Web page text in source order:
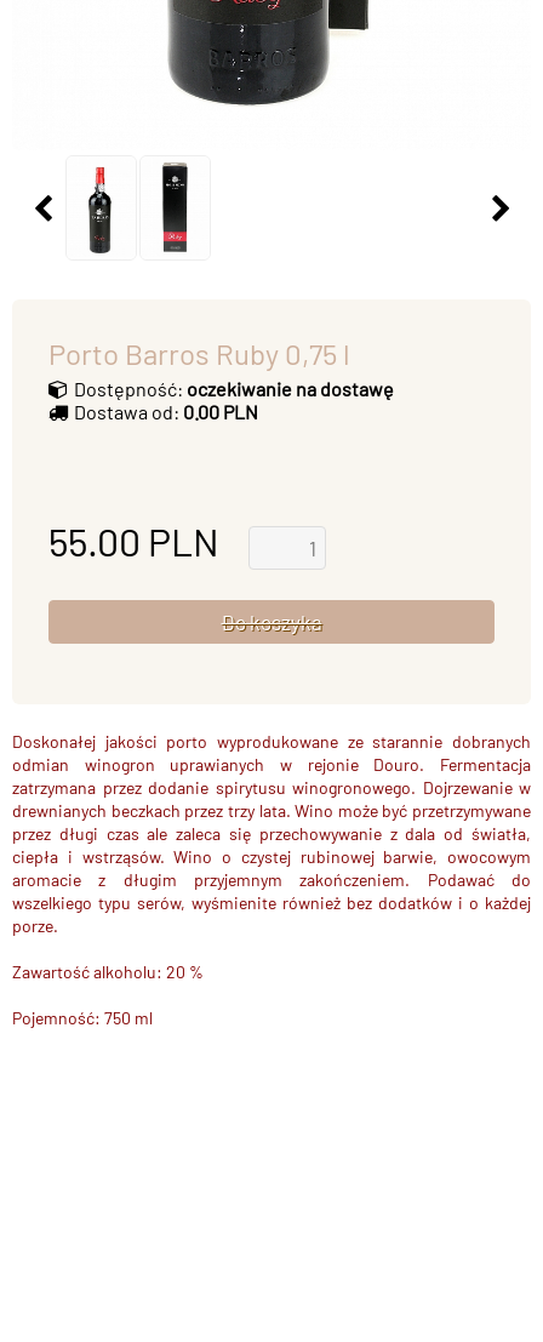
Porto Barros Ruby 0,75 l
Dostępność: oczekiwanie na dostawę
Dostawa od: 0.00 PLN
55.00 PLN
Doskonałej jakości porto wyprodukowane ze starannie dobranych
odmian winogron uprawianych w rejonie Douro. Fermentacja
zatrzymana przez dodanie spirytusu winogronowego. Dojrzewanie w
drewnianych beczkach przez trzy lata. Wino może być przetrzymywane
przez długi czas ale zaleca się przechowywanie z dala od światła,
ciepła i wstrząsów. Wino o czystej rubinowej barwie, owocowym
aromacie z długim przyjemnym zakończeniem. Podawać do
wszelkiego typu serów, wyśmienite również bez dodatków i o każdej
porze.
Zawartość alkoholu: 20 %
Pojemność: 750 ml